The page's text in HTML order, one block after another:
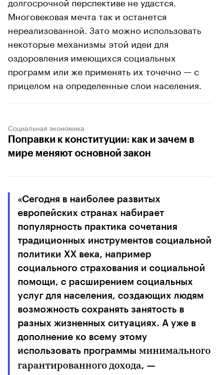
Многовековая мечта так и останется
нереализованной. Зато можно использовать
некоторые механизмы этой идеи для
оздоровления имеющихся социальных
программ или же применять их точечно — с
прицелом на определенные слои населения.
Социальная экономика
Поправки к конституции: как и зачем в
мире меняют основной закон
«Сегодня в наиболее развитых
европейских странах набирает
популярность практика сочетания
традиционных инструментов социальной
политики XX века, например
социального страхования и социальной
помощи, с расширением социальных
услуг для населения, создающих людям
возможность сохранять занятость в
разных жизненных ситуациях. А уже в
дополнение ко всему этому
использовать программы минимального
гарантированного дохода, —